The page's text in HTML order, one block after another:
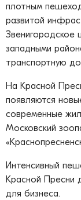
плотным
развитой
Звенигородское
западными
транспортную
На Красной
появляются
современные
Московский
Интенсивный
Красной Пресни
для бизнеса.